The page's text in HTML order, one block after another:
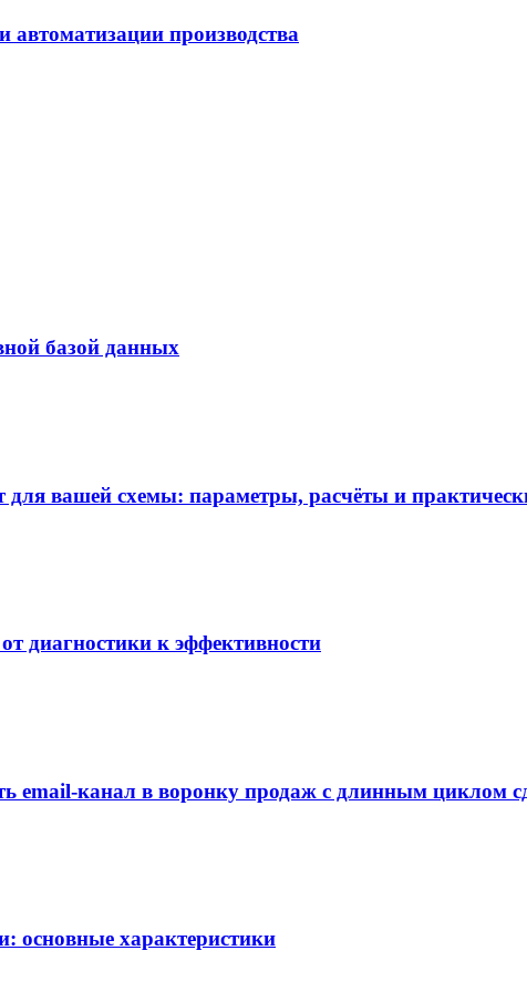
автоматизации производства
базой данных
вашей схемы: параметры, расчёты и
диагностики к эффективности
email-канал в воронку продаж с длинным циклом
основные характеристики